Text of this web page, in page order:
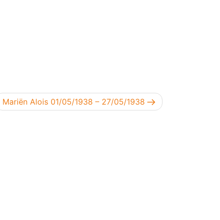
Volgend bericht
Mariën Alois 01/05/1938 – 27/05/1938